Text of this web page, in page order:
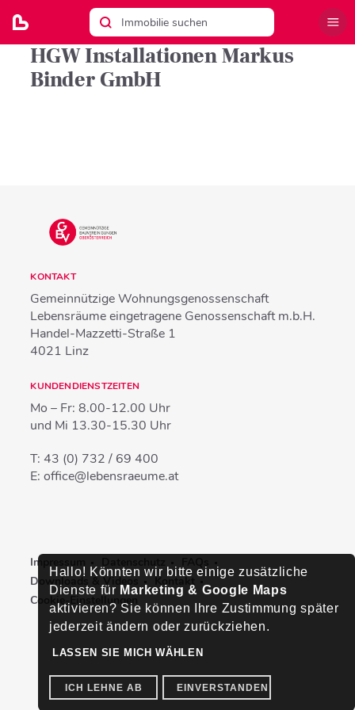
HGW Installationen Markus
Binder GmbH
KONTAKT
Gemeinnützige Wohnungsgenossenschaft
Lebensräume eingetragene Genossenschaft m.b.H.
Handel-Mazzetti-Straße 1
4021 Linz
KUNDENDIENSTZEITEN
Mo – Fr: 8.00-12.00 Uhr
und Mi 13.30-15.30 Uhr
T:43 (0) 732 / 69 400
E:office@lebensraeume.at
Impressum
Downloads & Videos
Kontakt
Cookie-Einstellungen
Hallo! Könnten wir bitte einige zusätzliche
Dienste für Marketing & Google Maps
aktivieren? Sie können Ihre Zustimmung später
jederzeit ändern oder zurückziehen.
LASSEN SIE MICH WÄHLEN
ICH LEHNE AB EINVERSTANDEN